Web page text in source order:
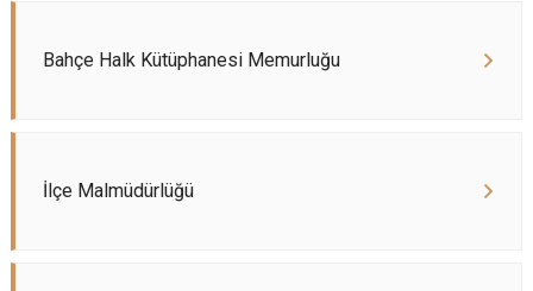
Bahçe Halk Kütüphanesi Memurluğu
İlçe Malmüdürlüğü